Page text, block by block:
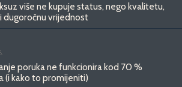
više ne kupuje status, nego kvalitetu,
dugoročnu vrijednost
poruka ne funkcionira kod 70 %
(i kako to promijeniti)